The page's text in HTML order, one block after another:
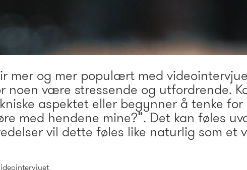
mer og mer populært med
noen være stressende og utfordrende.
aspektet eller begynner å tenke
med hendene mine?”. Det kan føles
vil dette føles like naturlig som et